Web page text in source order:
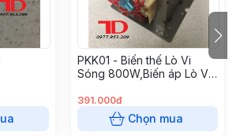
PKK01 - Biến thế Lò Vi
Sóng 800W,Biến áp Lò Vi
391.000đ
Chọn mua